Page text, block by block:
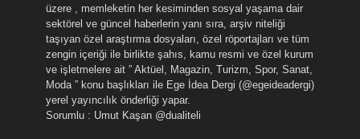
üzere , memleketin her kesiminden sosyal yaşama dair
sektörel ve güncel haberlerin yanı sıra, arşiv niteliği
taşıyan özel araştırma dosyaları, özel röportajları ve tüm
zengin içeriği ile birlikte şahıs, kamu resmi ve özel kurum
ve işletmelere ait ” Aktüel, Magazin, Turizm, Spor, Sanat,
Moda ” konu başlıkları ile Ege İdea Dergi (@egeideadergi)
yerel yayıncılık önderliği yapar.
Sorumlu : Umut Kaşan @dualiteli